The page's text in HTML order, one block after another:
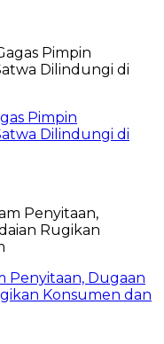
Pimpin
Dilindungi di
Penyitaan, Dugaan
Konsumen dan